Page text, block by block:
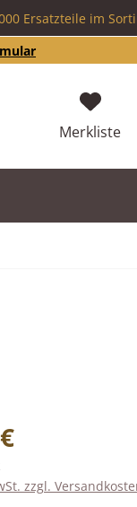
Ersatzteile im
Merkliste
zzgl.